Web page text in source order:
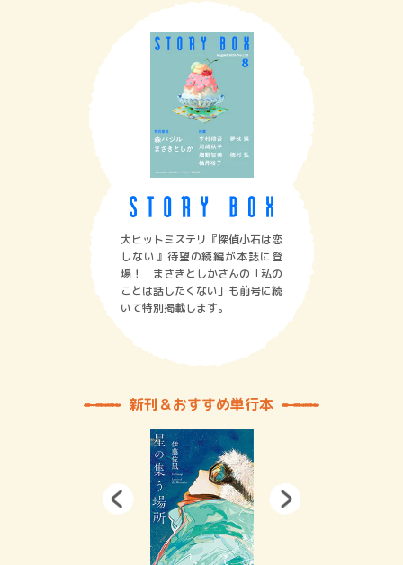
大ヒットミステリ『探偵小石は恋
しない』待望の続編が本誌に登
場！ まさきとしかさんの「私の
ことは話したくない」も前号に続
いて特別掲載します。
新刊＆おすすめ単行本